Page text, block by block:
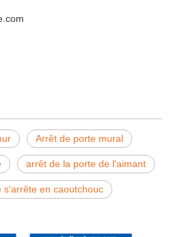
Arrêt de porte mural
arrêt de la porte de l'aimant
s'arrête en caoutchouc